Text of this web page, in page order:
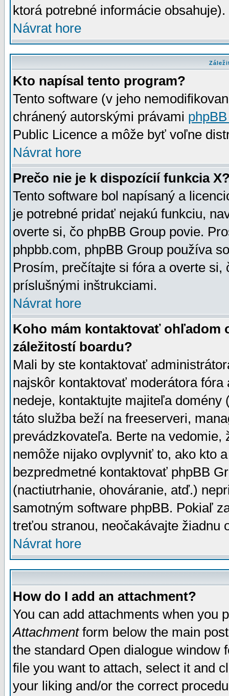
ktorá potrebné informácie
Návrat hore
Kto napísal tento program?
Tento software (v jeho
chránený autorskými právami
Public Licence a môže byť voľne
Návrat hore
Prečo nie je k dispozícií funkcia
Tento software bol napísaný a
je potrebné pridať nejakú funkciu,
overte si, čo phpBB Group povie.
phpbb.com, phpBB Group používa
Prosím, prečítajte si fóra a overte
príslušnými inštrukciami.
Návrat hore
Koho mám kontaktovať ohľadom
záležitostí boardu?
Mali by ste kontaktovať
najskôr kontaktovať moderátora
nedeje, kontaktujte majiteľa
táto služba beží na freeserveri,
prevádzkovateľa. Berte na vedomie,
nemôže nijako ovplyvniť to, ako kto
bezpredmetné kontaktovať phpBB
(nactiutrhanie, ohováranie, atď.)
samotným software phpBB. Pokiaľ
treťou stranou, neočakávajte žiadnu
Návrat hore
How do I add an attachment?
You can add attachments when you
Attachmentform below the main
the standard Open dialogue window
file you want to attach, select it and
your liking and/or the correct